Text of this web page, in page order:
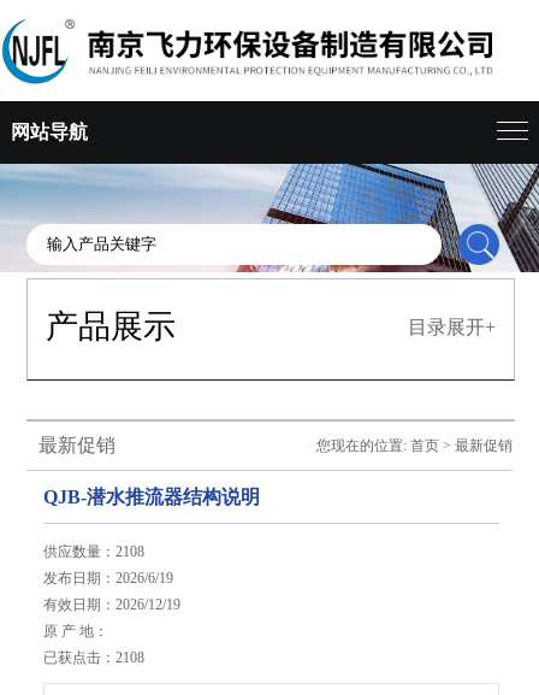
网站导航
产品展示 目录展开+
最新促销 您现在的位置: 首页> 最新促销
QJB-潜水推流器结构说明
供应数量：2108
发布日期：2026/6/19
有效日期：2026/12/19
原 产 地：
已获点击：2108